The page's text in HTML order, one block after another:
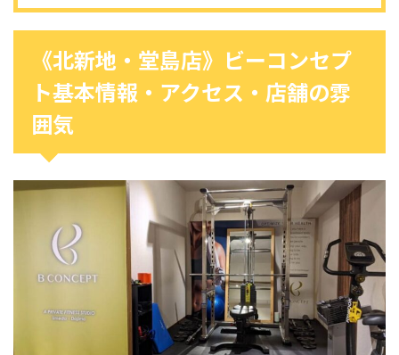
《北新地・堂島店》ビーコンセプ
ト基本情報・アクセス・店舗の雰
囲気